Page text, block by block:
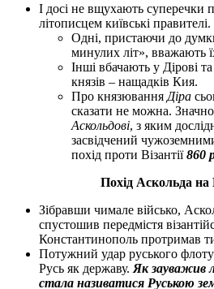
І досі не вщухають суперечки
літописцем київські правителі.
Одні, пристаючи до
минулих літ», вважають
Інші вбачають у Дірові
князів – нащадків Кия.
Про князювання Діра
сказати не можна.
Аскольдові, з яким
засвідчений
похід проти Візантії860
Похід Аскольда на
Зібравши чимале військо,
спустошив передмістя
Константинополь протримав
Потужний удар руського
Русь як державу. Як зауважив
стала називатися Руською